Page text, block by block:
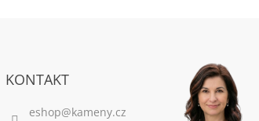
KONTAKT